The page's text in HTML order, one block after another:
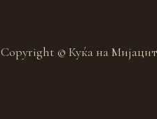
Copyright © Куќа на